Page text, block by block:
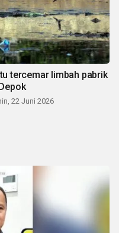
tercemar limbah pabrik
22 Juni 2026